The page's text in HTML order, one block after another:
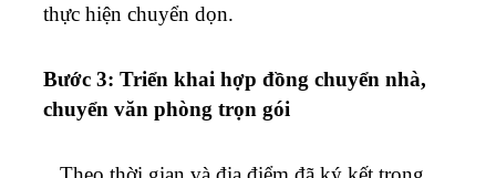
thực hiện chuyển dọn.
Bước 3: Triển khai hợp đồng chuyển nhà,
chuyển văn phòng trọn gói